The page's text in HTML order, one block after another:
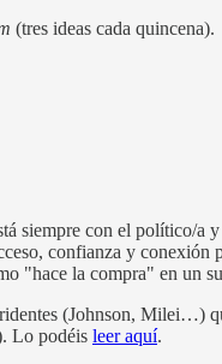
(tres ideas cada quincena).
siempre con el político/a
confianza y conexión
"hace la compra" en un
(Johnson, Milei…)
Lo podéis leer aquí.